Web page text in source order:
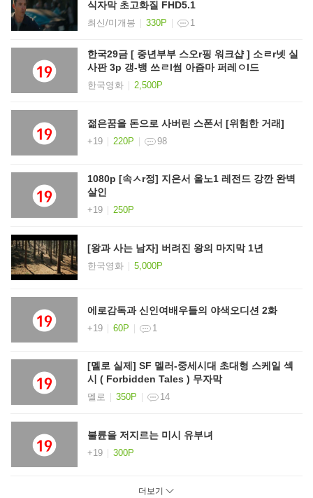
식자막 초고화질 FHD5.1
최신/미개봉 330P 1
한국29금 [ 중년부부 스오r핑 워크샵 ] 소ㄹr넷 실
사판 3p 갱-뱅 쓰ㄹl썸 아즘마 퍼레ㅇl드
한국영화 2,500P
젊은꿈을 돈으로 사버린 스폰서 [위험한 거래]
+19 220P 98
1080p [속ㅅr정] 지은서 올노1 레전드 강깐 완벽
살인
+19 250P
[왕과 사는 남자] 버려진 왕의 마지막 1년
한국영화 5,000P
에로감독과 신인여배우들의 야색오디션 2화
+19 60P 1
[멜로 실제] SF 멜러-중세시대 초대형 스케일 섹
시 ( Forbidden Tales ) 무자막
멜로 350P 14
불륜을 저지르는 미시 유부녀
+19 300P
더보기